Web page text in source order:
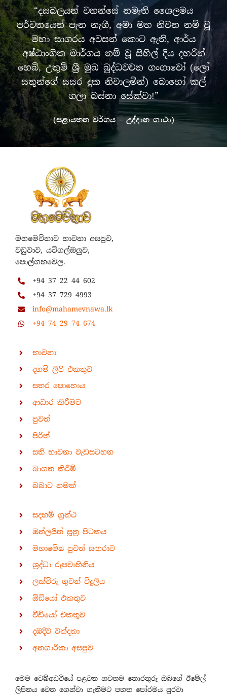
“දසබලයන් වහන්සේ නමැති ශෛලමය
පර්වතයෙන් පැන නැගී, අමා මහ නිවන නම් වූ
මහා සාගරය අවසන් කොට ඇති, ආර්ය
අෂ්ඨාංගික මාර්ගය නම් වූ සිහිල් දිය දහරින්
හෙබි, උතුම් ශ්‍රී මුඛ බුද්ධවචන ගංගාවෝ (ලෝ
සතුන්ගේ සසර දුක නිවාලමින්) බොහෝ කල්
ගලා බස්නා සේක්වා!”
(සළායතන වර්ගය – උද්දාන ගාථා)
මහමෙව්නාව භාවනා අසපුව,
වඩුවාව, යටිගල්ඔලුව,
පොල්ගහවෙල.
+94 37 22 44 602
+94 37 729 4993
info@mahamevnawa.lk
+94 74 29 74 674
භාවනා
දහම් ලිපි එකතුව
සතර පොහොය
ආධාර කිරීමට
පුවත්
පිරිත්
සති භාවනා වැඩසටහන
බාගත කිරීම්
බබාට නමක්
සදහම් ග්‍රන්ථ
ඔන්ලයින් සූත්‍ර පිටකය
මහාමේඝ පුවත් සඟරාව
ශ්‍රද්ධා රූපවාහිනිය
ලක්විරු ගුවන් විදුලිය
ඕඩියෝ එකතුව
වීඩියෝ එකතුව
දඹදිව වන්දනා
අනගාරිකා අසපුව
මෙම වෙබ්අඩවියේ පළවන නවතම තොරතුරු ඔබගේ ඊමේල්
ලිපිනය වෙත ගෙන්වා ගැනීමට පහත පෝරමය පුරවා